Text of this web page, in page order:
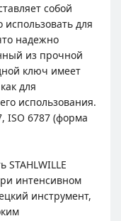
собой
для
надежно
из прочной
ключ имеет
для
использования.
ISO 6787 (форма
интенсивном
инструмент,